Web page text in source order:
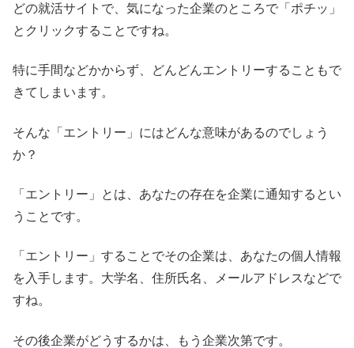
どの就活サイトで、気になった企業のところで「ポチッ」
とクリックすることですね。
特に手間などかからず、どんどんエントリーすることもで
きてしまいます。
そんな「エントリー」にはどんな意味があるのでしょう
か？
「エントリー」とは、あなたの存在を企業に通知するとい
うことです。
「エントリー」することでその企業は、あなたの個人情報
を入手します。大学名、住所氏名、メールアドレスなどで
すね。
その後企業がどうするかは、もう企業次第です。